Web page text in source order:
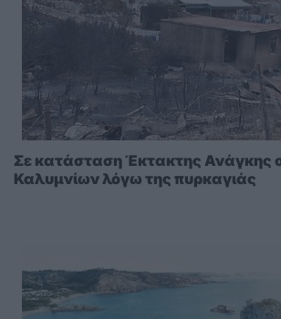
Σε κατάσταση Έκτακτης Ανάγκης
Καλυμνίων λόγω της πυρκαγιάς